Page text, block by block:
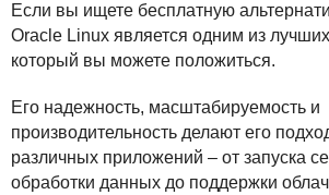
Если вы ищете бесплатную
Oracle Linux является одним из
который вы можете положиться.
Его надежность, масштабируемость и
производительность делают его
различных приложений – от запуска
обработки данных до поддержки